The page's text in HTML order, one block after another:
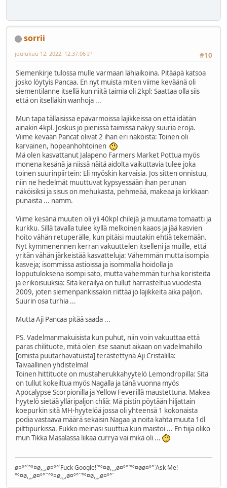
sorrii
#10
joulukuu 12, 2022, 12:37:06 IP
Siemenkirje tulossa mulle varmaan lähiaikoina. Pitääpä katsoa
josko löytyis Pancaa. En nyt muista miten viime keväänä oli
siementilanne itsellä kun niitä taimia oli 2kpl: Saattaa olla siis
että on itselläkin wanhoja ...
Mun tapa tällaisissa epävarmoissa lajikkeissa on että idätän
ainakin 4kpl. Joskus jo pienissä taimissa näkyy suuria eroja.
Viime kevään Pancat olivat 2 ihan eri näköistä: Toinen oli
karvainen, hopeanhohtoinen
Mä olen kasvattanut Jalapeno Farmers Market Pottua myös
monena kesänä ja niissä näitä aidolta vaikuttavia tulee joka
toinen suurinpiirtein: Eli myöskin karvaisia. Jos sitten onnistuu,
niin ne hedelmät muuttuvat kypsyessään ihan perunan
näköisiksi ja sisus on mehukasta, pehmeää, makeaa ja kirkkaan
punaista ... namm.
Viime kesänä muuten oli yli 40kpl chilejä ja muutama tomaatti ja
kurkku. Sillä tavalla tulee kyllä melkoinen kaaos ja jää kasvien
hoito vähän retuperälle, kun pitäisi muutakin ehtiä tekemään.
Nyt kymmenennen kerran vakuuttelen itselleni ja muille, että
yritän vähän järkeistää kasvatteluja: Vähemmän mutta isompia
kasveja; isommissa astioissa ja isommalla hoidolla ja
lopputuloksena isompi sato, mutta vähemmän turhia koristeita
ja erikoisuuksia: Sitä keräilyä on tullut harrasteltua vuodesta
2009, joten siemenpankissakin riittää jo lajikkeita aika paljon.
Suurin osa turhia ...
Mutta Aji Pancaa pitää saada ...
PS. Vadelmanmakuisista kun puhut, niin voin vakuuttaa että
paras chilituote, mitä olen itse saanut aikaan on vadelmahillo
[omista puutarhavatuista] terästettynä Aji Cristalilla:
Taivaallinen yhdistelmä!
Toinen hittituote on mustaherukkahyytelö Lemondropilla: Sitä
on tullut kokeiltua myös Nagalla ja tänä vuonna myös
Apocalypse Scorpionilla ja Yellow Feverillä maustettuna. Makea
hyytelö sietää ylläripaljon chliä: Mä pistin pöytään hiljattain
koepurkin sitä MH-hyytelöä jossa oli yhteensä 1 kokonaista
podia vastaava määrä sekaisin Nagaa ja noita kahta muuta 1dl
pilttipurkissa. Eukko meinasi suuttua kun maistoi ... En tiijä oliko
mun Tikka Masalassa liikaa curryä vai mikä oli ...
ø¤º°`°º¤ø,¸¸,ø¤º°`Fuck Google!`°º¤ø,¸¸,ø¤º°`°º¤øø¤º°`Ask Me!
°º¤ø,¸¸,ø¤º°``°º¤ø,¸¸,ø¤º°``°º¤ø,¸¸,ø¤º°`